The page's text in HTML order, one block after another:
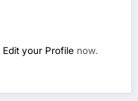
Edit your Profile now.